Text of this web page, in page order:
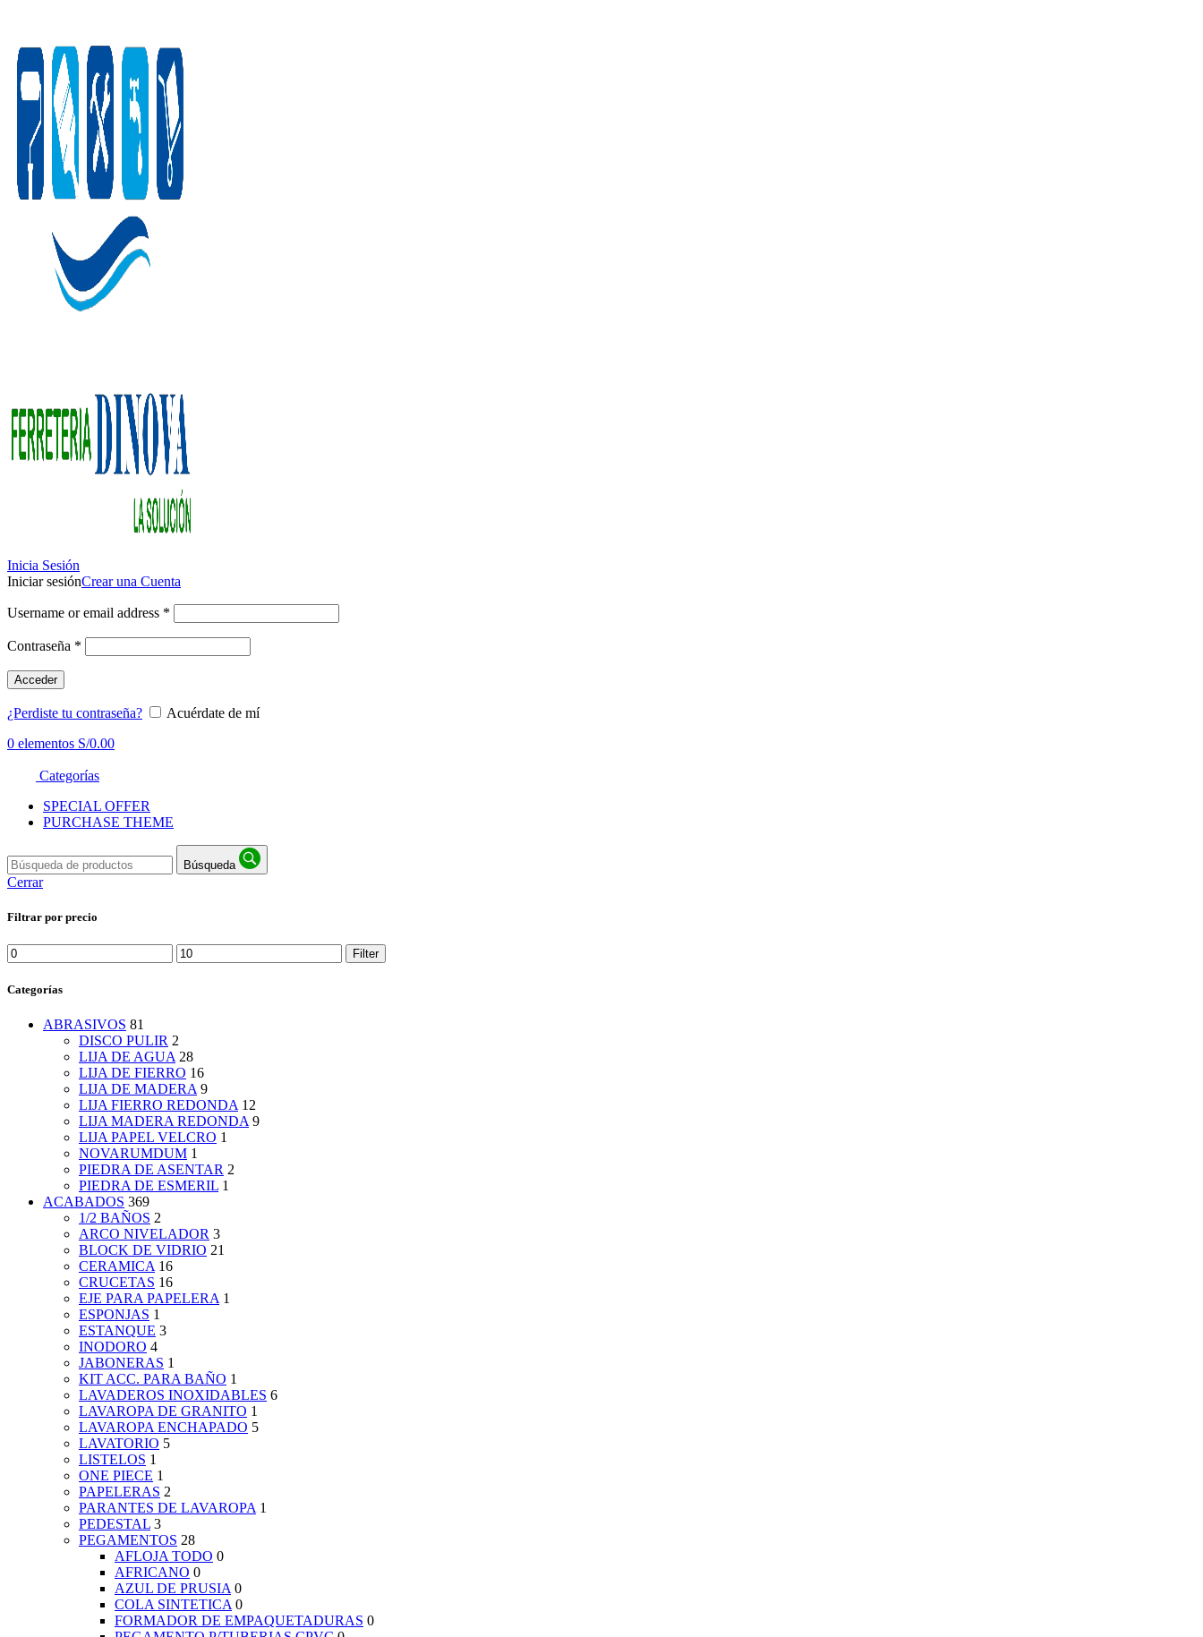
Inicia Sesión
Iniciar sesiónCrear una Cuenta
Username or email address *
Contraseña *
Acceder
¿Perdiste tu contraseña?
Acuérdate de mí
0 elementos S/0.00
Categorías
SPECIAL OFFER
PURCHASE THEME
Búsqueda
Cerrar
Filtrar por precio
Min
price
Max
price
Filter
Categorías
ABRASIVOS 81
DISCO PULIR 2
LIJA DE AGUA 28
LIJA DE FIERRO 16
LIJA DE MADERA 9
LIJA FIERRO REDONDA 12
LIJA MADERA REDONDA 9
LIJA PAPEL VELCRO 1
NOVARUMDUM 1
PIEDRA DE ASENTAR 2
PIEDRA DE ESMERIL 1
ACABADOS 369
1/2 BAÑOS 2
ARCO NIVELADOR 3
BLOCK DE VIDRIO 21
CERAMICA 16
CRUCETAS 16
EJE PARA PAPELERA 1
ESPONJAS 1
ESTANQUE 3
INODORO 4
JABONERAS 1
KIT ACC. PARA BAÑO 1
LAVADEROS INOXIDABLES 6
LAVAROPA DE GRANITO 1
LAVAROPA ENCHAPADO 5
LAVATORIO 5
LISTELOS 1
ONE PIECE 1
PAPELERAS 2
PARANTES DE LAVAROPA 1
PEDESTAL 3
PEGAMENTOS 28
AFLOJA TODO 0
AFRICANO 0
AZUL DE PRUSIA 0
COLA SINTETICA 0
FORMADOR DE EMPAQUETADURAS 0